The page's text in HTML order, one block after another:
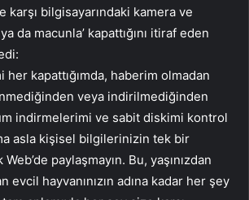
bilgisayarındaki kamera ve
da macunla’ kapattığını itiraf eden
her kapattığımda, haberim olmadan
veya indirilmediğinden
indirmelerimi ve sabit diskimi kontrol
asla kişisel bilgilerinizin tek bir
paylaşmayın. Bu, yaşınızdan
evcil hayvanınızın adına kadar her şey